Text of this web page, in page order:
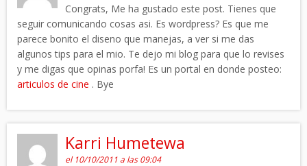
Congrats, Me ha gustado este post. Tienes que
seguir comunicando cosas asi. Es wordpress? Es que me
parece bonito el diseno que manejas, a ver si me das
algunos tips para el mio. Te dejo mi blog para que lo revises
y me digas que opinas porfa! Es un portal en donde posteo:
articulos de cine . Bye
Karri Humetewa
el 10/10/2011 a las 09:04